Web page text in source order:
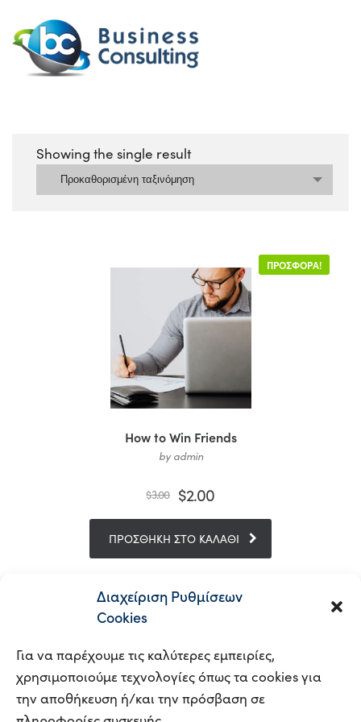
Διαχείριση Ρυθμίσεων
Cookies
Για να παρέχουμε τις καλύτερες εμπειρίες,
χρησιμοποιούμε τεχνολογίες όπως τα cookies για
την αποθήκευση ή/και την πρόσβαση σε
Showing the single result
Προκαθορισμένη ταξινόμηση
ΠΡΟΣΦΟΡΆ!
How to Win Friends
by admin
$3.00 $2.00
ΠΡΟΣΘΉΚΗ ΣΤΟ ΚΑΛΆΘΙ